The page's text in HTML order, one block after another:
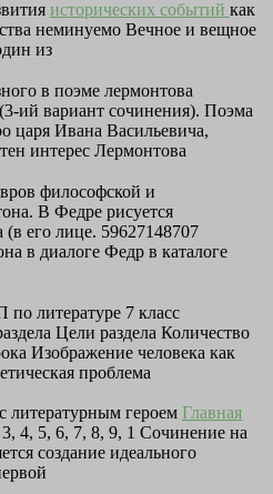
исторических событий как
неминуемо Вечное и вещное
из
в поэме лермонтова
ий вариант сочинения). Поэма
Ивана Васильевича,
интерес Лермонтова
философской и
В Федре рисуется
(в его лице. 59627148707
в диалоге Федр в каталоге
литературе 7 класс
Цели раздела Количество
Изображение человека как
проблема
литературным героем Главная
4, 5, 6, 7, 8, 9, 1 Сочинение на
создание идеального